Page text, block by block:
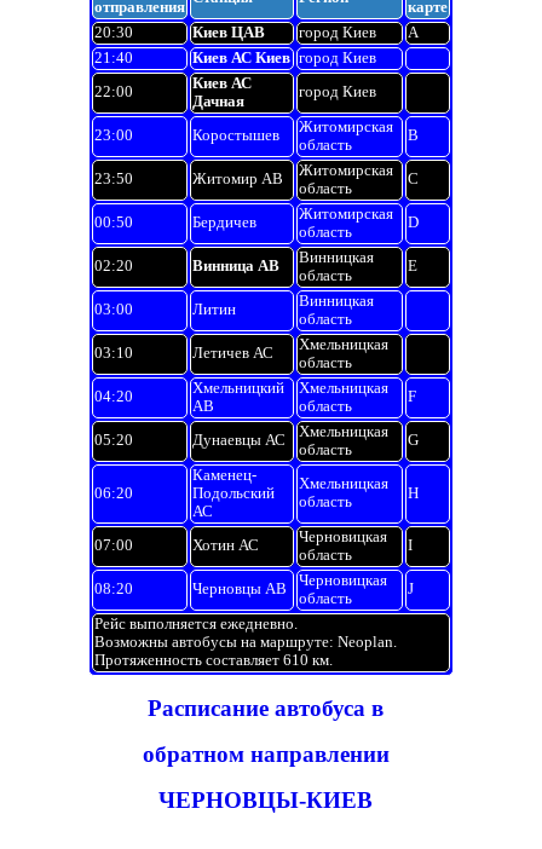
отправления
карте
20:30
Киев ЦАВ город Киев
A
21:40
Киев АС Киев город Киев
22:00
Киев АС
Дачная
город Киев
23:00 Коростышев
Житомирская
область
B
23:50 Житомир АВ
Житомирская
область
C
00:50 Бердичев
Житомирская
область
D
02:20 Винница АВ
Винницкая
область
E
03:00 Литин
Винницкая
область
03:10
Летичев АС
Хмельницкая
область
04:20
Хмельницкий
АВ
Хмельницкая
область
F
05:20 Дунаевцы АС
Хмельницкая
область
G
06:20
Каменец-
Подольский
АС
Хмельницкая
область
H
07:00 Хотин АС
Черновицкая
область
I
08:20 Черновцы АВ
Черновицкая
область
J
Рейс выполняется ежедневно.
Возможны автобусы на маршруте: Neoplan.
Протяженность составляет 610 км.
Расписание автобуса в
обратном направлении
ЧЕРНОВЦЫ-КИЕВ